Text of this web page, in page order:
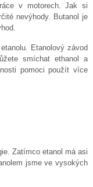
v motorech. Jak si
nevýhody. Butanol je
Etanolový závod
smíchat ethanol a
pomoci použít více
Zatímco etanol má asi
jsme ve vysokých